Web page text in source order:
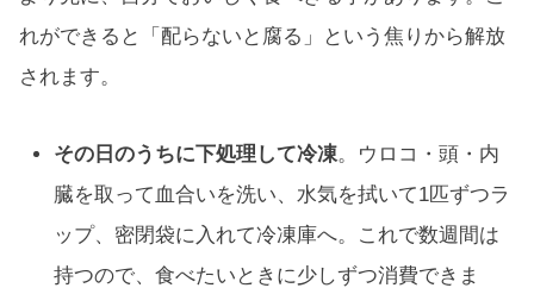
れができると「配らないと腐る」という焦りから解放
されます。
その日のうちに下処理して冷凍。ウロコ・頭・内
臓を取って血合いを洗い、水気を拭いて1匹ずつラ
ップ、密閉袋に入れて冷凍庫へ。これで数週間は
持つので、食べたいときに少しずつ消費できま